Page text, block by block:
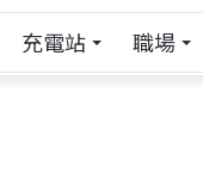
充電站 職場